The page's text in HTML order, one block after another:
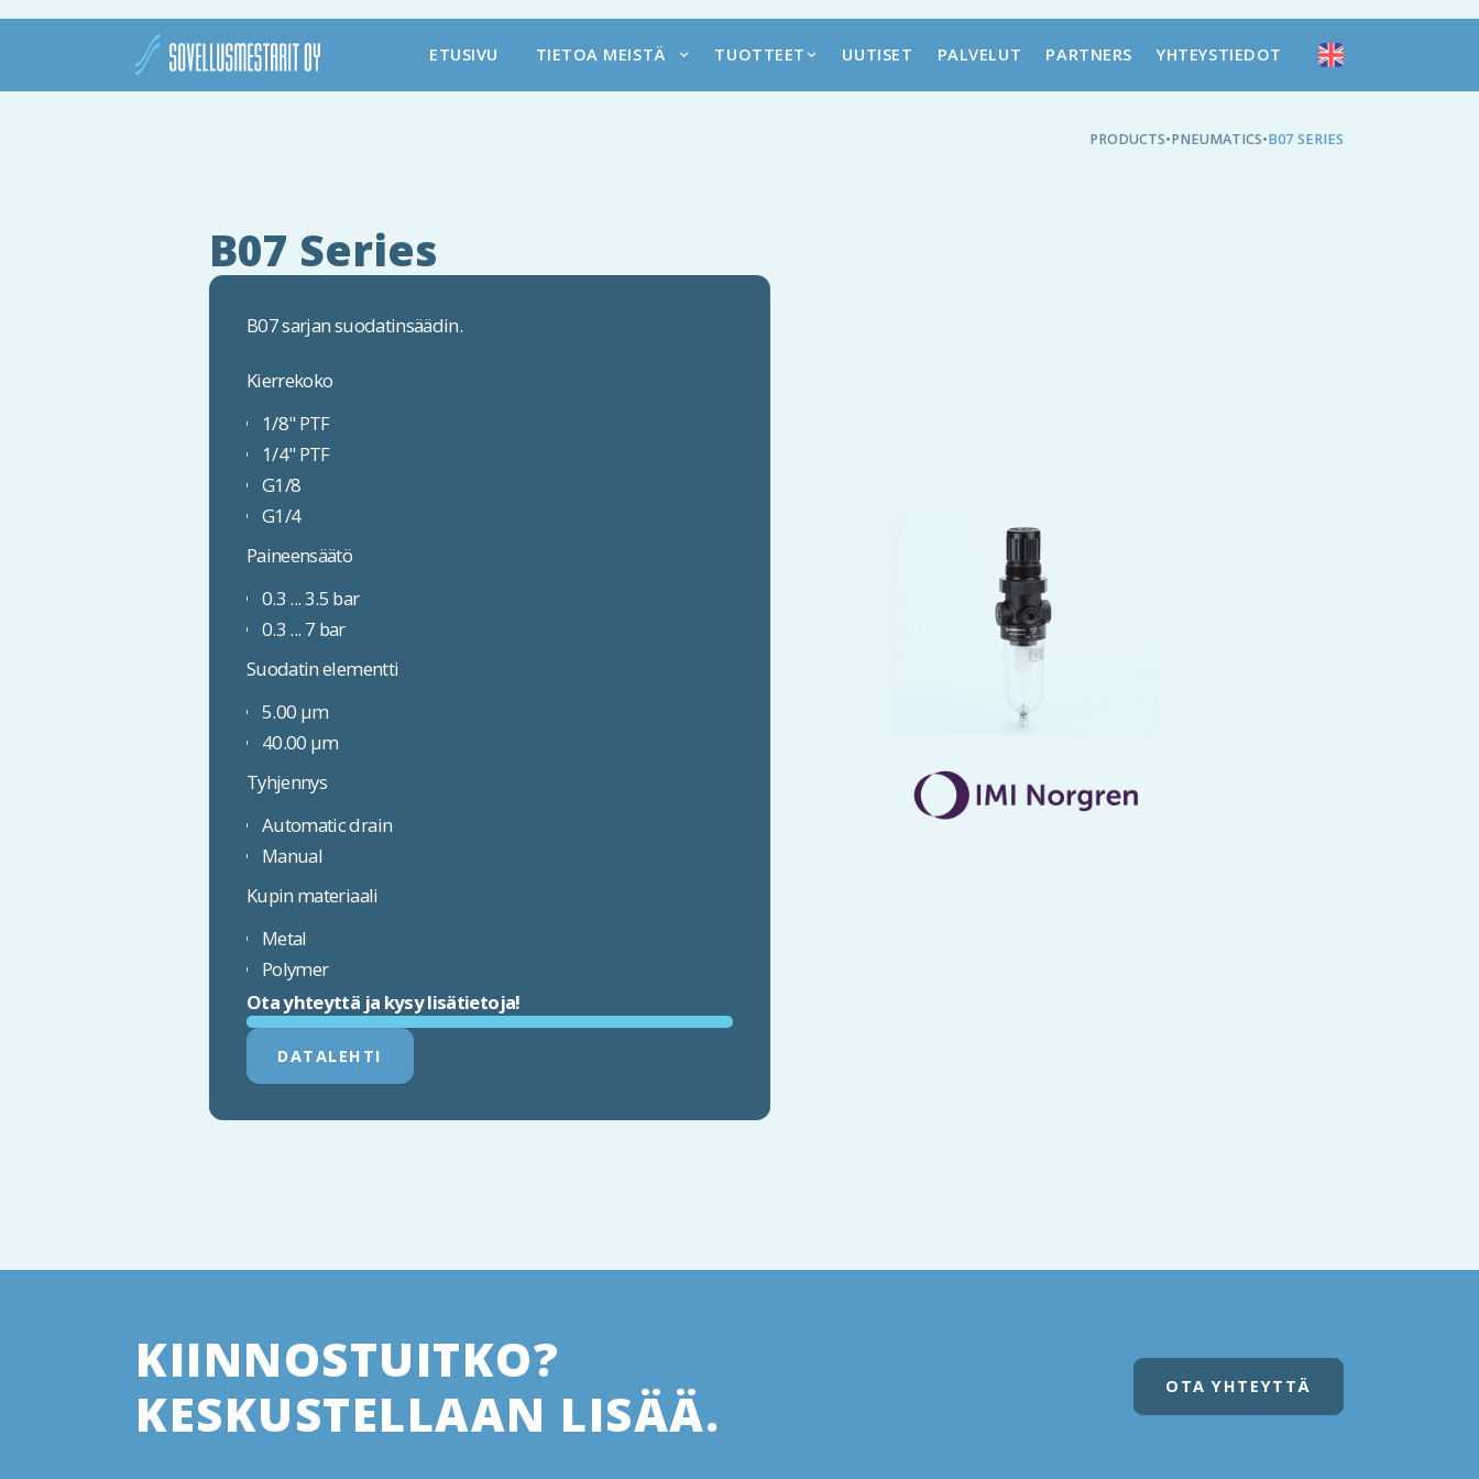
ETUSIVU TIETOA MEISTÄ TUOTTEET UUTISET PALVELUT PARTNERS YHTEYSTIEDOT
PRODUCTS•PNEUMATICS•B07 SERIES
B07 Series
B07 sarjan suodatinsäädin.
Kierrekoko
1/8" PTF
1/4" PTF
G1/8
G1/4
Paineensäätö
0.3 ... 3.5 bar
0.3 ... 7 bar
Suodatin elementti
5.00 µm
40.00 µm
Tyhjennys
Automatic drain
Manual
Kupin materiaali
Metal
Polymer
Ota yhteyttä ja kysy lisätietoja!
DATALEHTI
KIINNOSTUITKO?
KESKUSTELLAAN LISÄÄ.
OTA YHTEYTTÄ